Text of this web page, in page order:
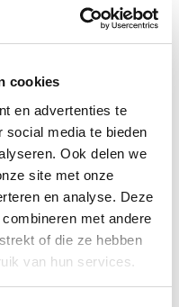
cookies
en advertenties te
social media te bieden
Ook delen we
site met onze
en analyse. Deze
met andere
of die ze hebben
van hun services.
je graag verder!